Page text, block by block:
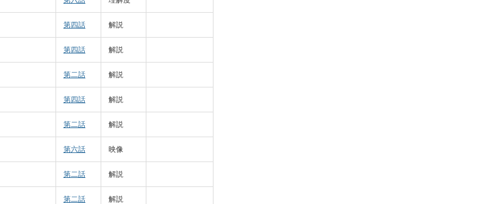
第四話 解説
第四話 解説
第二話 解説
第四話 解説
第二話 解説
第六話 映像
第二話 解説
第二話 解説